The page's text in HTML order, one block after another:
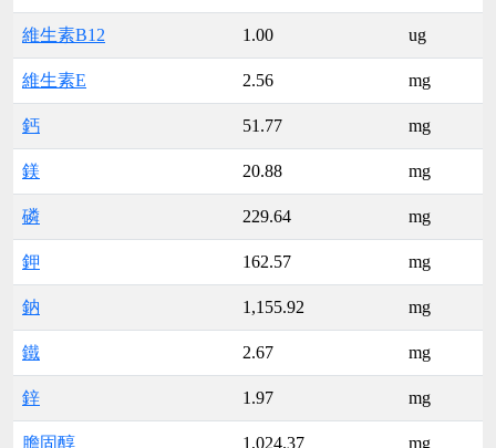
維生素B12 1.00 ug
維生素E 2.56 mg
鈣 51.77 mg
鎂 20.88 mg
磷 229.64 mg
鉀 162.57 mg
鈉 1,155.92 mg
鐵 2.67 mg
鋅 1.97 mg
膽固醇 1,024.37 mg